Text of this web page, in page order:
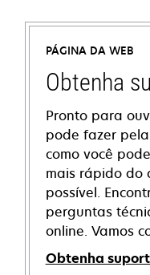
PÁGINA DA WEB
Obtenha
Pronto para
pode fazer
como você
mais rápido do
possível.
perguntas
online. Vamos
Obtenha